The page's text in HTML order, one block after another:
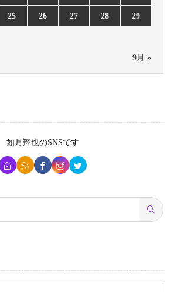
25 26 27 28 29
9月 »
如月翔也のSNSです